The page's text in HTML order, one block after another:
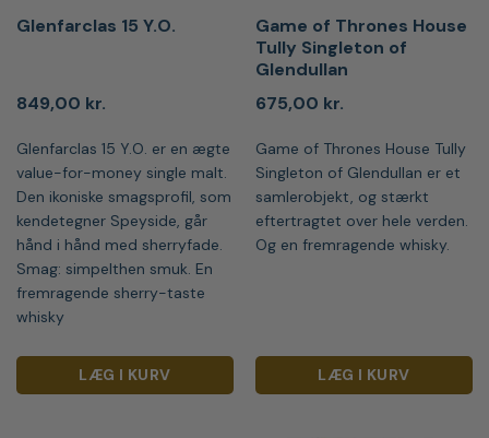
Glenfarclas 15 Y.O.
849,00 kr.
Glenfarclas 15 Y.O. er en ægte
value-for-money single malt.
Den ikoniske smagsprofil, som
kendetegner Speyside, går
hånd i hånd med sherryfade.
Smag: simpelthen smuk. En
fremragende sherry-taste
whisky
LÆG I KURV
Game of Thrones House
Tully Singleton of
Glendullan
675,00 kr.
Game of Thrones House Tully
Singleton of Glendullan er et
samlerobjekt, og stærkt
eftertragtet over hele verden.
Og en fremragende whisky.
LÆG I KURV